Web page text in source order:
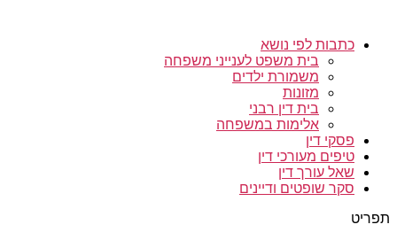
כתבות לפי נושא
בית משפט לענייני משפחה
משמורת ילדים
מזונות
בית דין רבני
אלימות במשפחה
פסקי דין
טיפים מעורכי דין
שאל עורך דין
סקר שופטים ודיינים
תפריט